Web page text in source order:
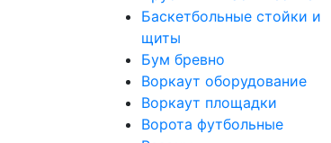
Баскетбольные стойки и
щиты
Бум бревно
Воркаут оборудование
Воркаут площадки
Ворота футбольные